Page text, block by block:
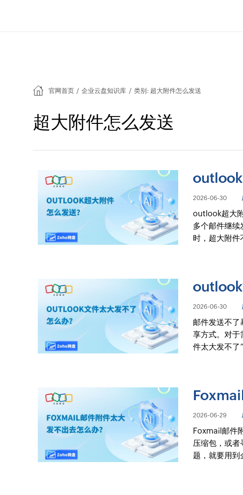
官网首页 / 企业云盘知识库 / 类别: 超大附件怎么发送
超大附件怎么发送
outlook
2026-06-30
outlook超大
多个邮件继
时，超大附件
outlook
2026-06-30
邮件发送不了
享方式。对于
件太大发不了
2026-06-29
Foxmail邮件
压缩包，或者
题，就要用到